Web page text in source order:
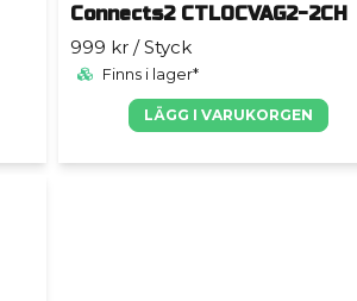
Connects2 CTLOCVAG2-2CH
999 kr / Styck
Finns i lager*
LÄGG I VARUKORGEN